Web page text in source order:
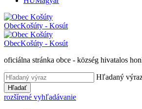
ObecKošúty - Kosút
ObecKošúty - Kosút
oficiálna stránka obce - község hivatalos
Hľadaný
Hľadať
rozšírené vyhľadávanie